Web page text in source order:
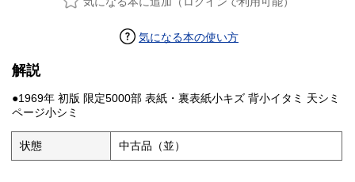
気になる本の使い方
解説
●1969年 初版 限定5000部 表紙・裏表紙小キズ 背小イタミ 天シミ
ページ小シミ
状態 中古品（並）